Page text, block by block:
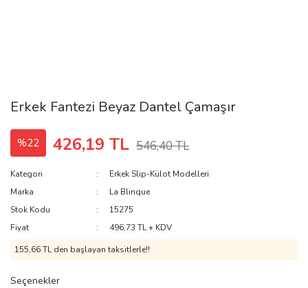
Erkek Fantezi Beyaz Dantel Çamaşır
%22 426,19 TL 546,40 TL
Kategori
Erkek Slip-Külot Modelleri
Marka
La Blinque
Stok Kodu
15275
Fiyat
496,73 TL + KDV
155,66 TL den başlayan taksitlerle!!
Seçenekler